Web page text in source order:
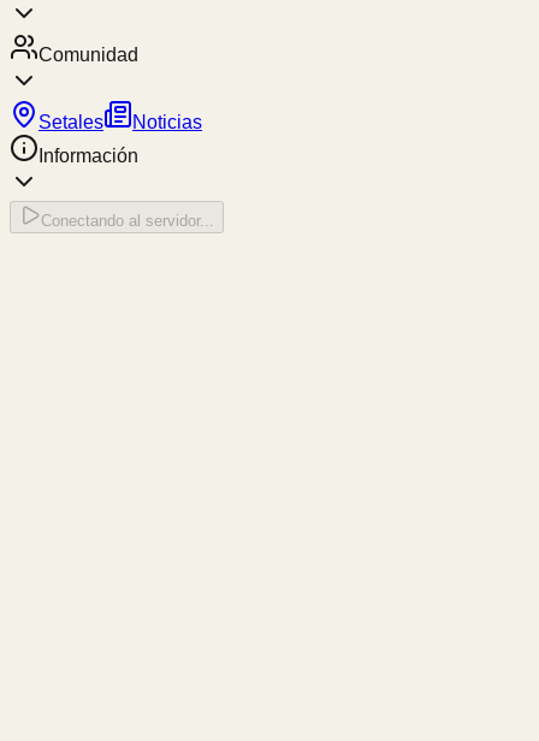
Comunidad
Setales
Noticias
Información
Conectando al servidor...